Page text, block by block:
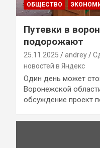
ОБЩЕСТВО
Путевки в
подорожают
25.11.2025 andrey
новостей в Яндекс
Один день может
Воронежской
обсуждение проект